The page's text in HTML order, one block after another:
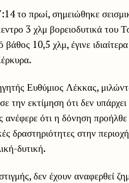
το πρωί, σημειώθηκε
3 χλμ βορειοδυτικά του
βάθος 10,5 χλμ, έγινε
Ευθύμιος Λέκκας,
την εκτίμηση ότι δεν
ανέφερε ότι η δόνηση
δραστηριότητες στην
δυτική.
δεν έχουν αναφερθεί